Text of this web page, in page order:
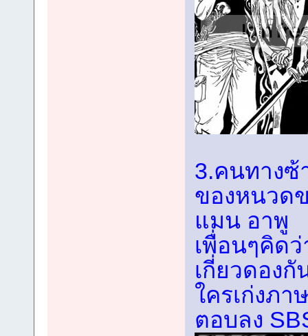
3.คนทางซ้
ของหนวด
แมน อาพู
เพื่อนๆคิด
เกี่ยวดอง
ใครเก่งภ
ตอบลง